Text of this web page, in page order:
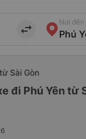
import_export
Nơi đến
Sài Gòn
đi Phú Yên từ